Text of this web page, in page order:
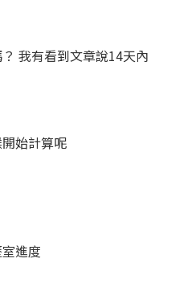
我有看到文章說14天內
始計算呢
進度